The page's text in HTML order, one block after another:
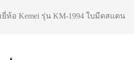
ห้อ Kemei รุ่น KM-1994 ใบมีดสแตน